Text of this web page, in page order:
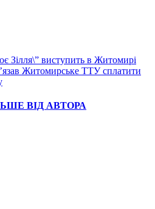
Зілля\” виступить в Житомирі
Житомирське ТТУ сплатити
ВІД АВТОРА